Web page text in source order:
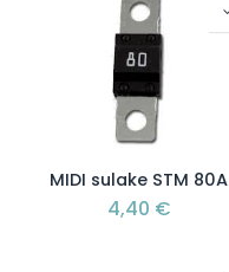
MIDI sulake STM 80A
4,40 €